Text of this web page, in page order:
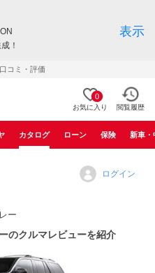
！
表示
コミ・評価
0
お気に入り 閲覧履歴
カタログ ローン 保険 新車・
ログイン
ー
のクルマレビューを紹介